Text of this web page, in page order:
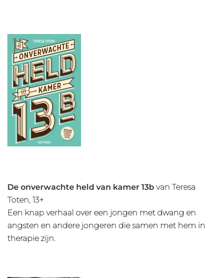
De onverwachte held van kamer 13b van Teresa
Toten, 13+
Een knap verhaal over een jongen met dwang en
angsten en andere jongeren die samen met hem in
therapie zijn.